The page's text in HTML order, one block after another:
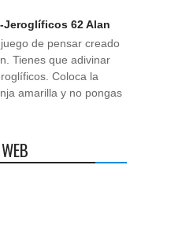
Jeroglíficos 62 Alan
de pensar creado
Tienes que adivinar
Coloca la
amarilla y no pongas